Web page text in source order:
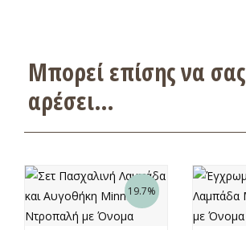
Μπορεί επίσης να σας
αρέσει…
19.7%